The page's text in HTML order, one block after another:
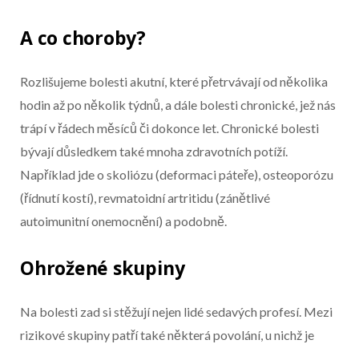
A co choroby?
Rozlišujeme bolesti akutní, které přetrvávají od několika
hodin až po několik týdnů, a dále bolesti chronické, jež nás
trápí v řádech měsíců či dokonce let. Chronické bolesti
bývají důsledkem také mnoha zdravotních potíží.
Například jde o skoliózu (deformaci páteře), osteoporózu
(řídnutí kostí), revmatoidní artritidu (zánětlivé
autoimunitní onemocnění) a podobně.
Ohrožené skupiny
Na bolesti zad si stěžují nejen lidé sedavých profesí. Mezi
rizikové skupiny patří také některá povolání, u nichž je